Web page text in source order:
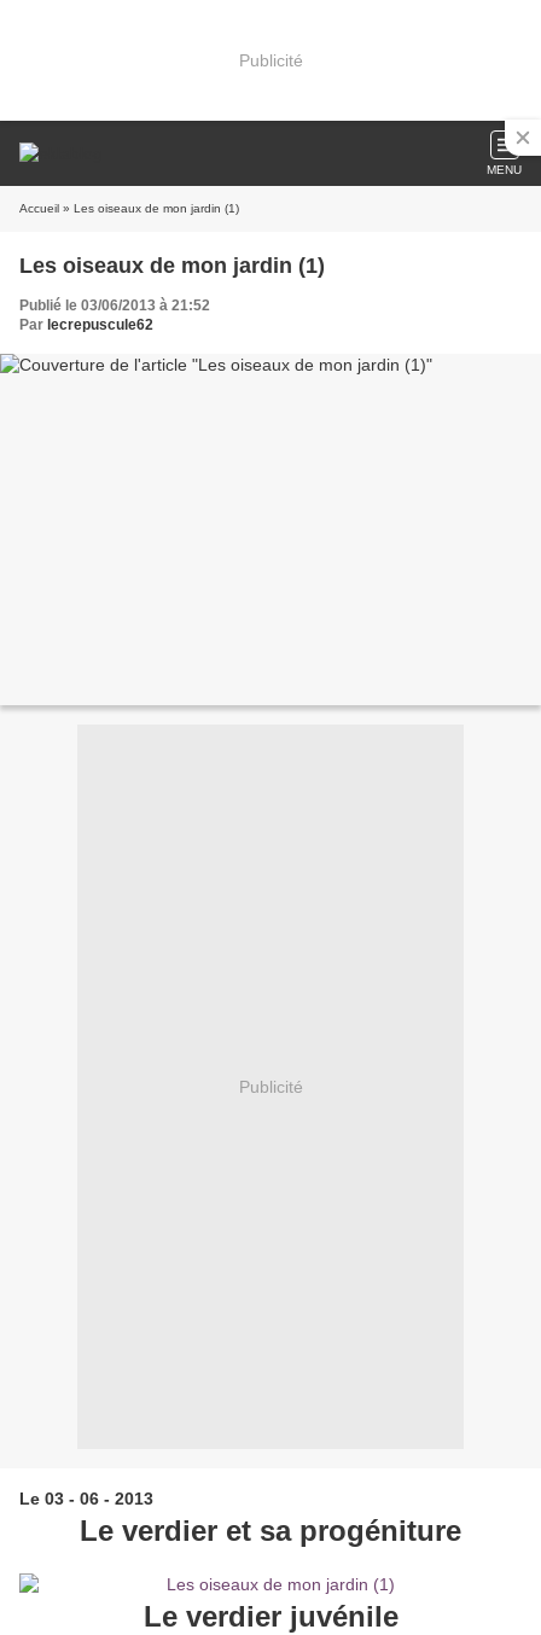
Publicité
MENU
Accueil » Les oiseaux de mon jardin (1)
Les oiseaux de mon jardin (1)
Publié le 03/06/2013 à 21:52
Par lecrepuscule62
Publicité
Le 03 - 06 - 2013
Le verdier et sa progéniture
Le verdier juvénile